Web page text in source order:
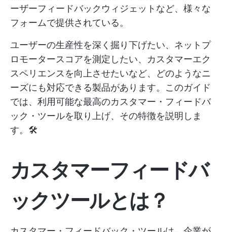
ーザーフィードバックウィジェットなど、様々な
フォームで提供されている。
ユーザーの生産性を深く掘り下げたい、ネットプ
ロモータースコアを測定したい、カスタマーエク
スペリエンスを向上させたいなど、どのようなニ
ーズにも対応できる製品があります。このガイド
では、利用可能な最高のカスタマー・フィードバ
ック・ツールを取り上げ、その特徴を説明しま
す。🛠️
カスタマーフィードバ
ックツールとは？